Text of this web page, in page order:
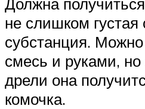
не слишком густая
субстанция.
смесь и руками,
дрели она
комочка.